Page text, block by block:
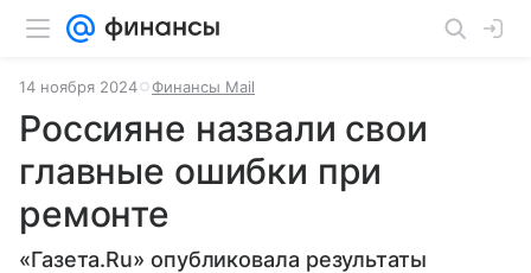
14 ноября 2024 Финансы Mail
Россияне назвали свои
главные ошибки при
ремонте
«Газета.Ru» опубликовала результаты